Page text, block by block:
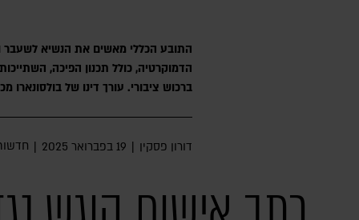
הדמוקרטיה, כולל תכנון הפיכה,
ברכוש ציבורי. עורך דינו של בולסונארו
דורון פסקין | 19 בפברואר 2025 |